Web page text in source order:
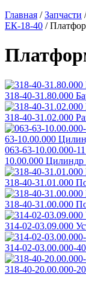
Главная /Запчасти
ЕК-18-40 /
318-40-31.80.000
318-40-31.02.000
063-63-10.00.000-
10.00.000
318-40-31.01.000
318-40-31.00.000
314-02-03.09.000
314-02-03.00.000-
318-40-20.00.000-